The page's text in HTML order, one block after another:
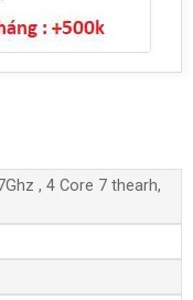
, 4 Core 7 thearh,